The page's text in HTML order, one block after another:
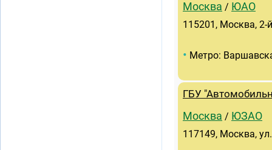
Москва / ЮАО
115201, Москва, 2-
• Метро:
ГБУ
Москва / ЮЗАО
117149, Москва,